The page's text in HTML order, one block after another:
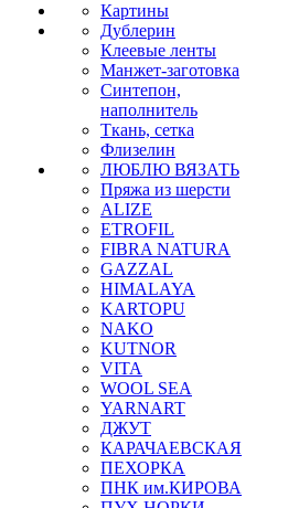
Картины
Дублерин
Клеевые ленты
Манжет-заготовка
Синтепон,
наполнитель
Ткань, сетка
Флизелин
ЛЮБЛЮ ВЯЗАТЬ
Пряжа из шерсти
ALIZE
ETROFIL
FIBRA NATURA
GAZZAL
HIMALAYA
KARTOPU
NAKO
KUTNOR
VITA
WOOL SEA
YARNART
ДЖУТ
КАРАЧАЕВСКАЯ
ПЕХОРКА
ПНК им.КИРОВА